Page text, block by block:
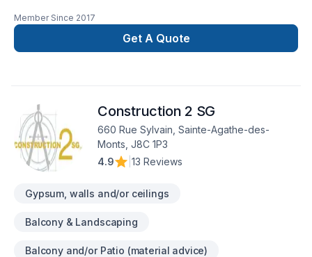
de réalisez vos travaux tout en restant à votre
écoute. Service personnalisé !
Member Since 2017
Get A Quote
Construction 2 SG
660 Rue Sylvain, Sainte-Agathe-des-
Monts, J8C 1P3
4.9
13 Reviews
Gypsum, walls and/or ceilings
Balcony & Landscaping
Balcony and/or Patio (material advice)